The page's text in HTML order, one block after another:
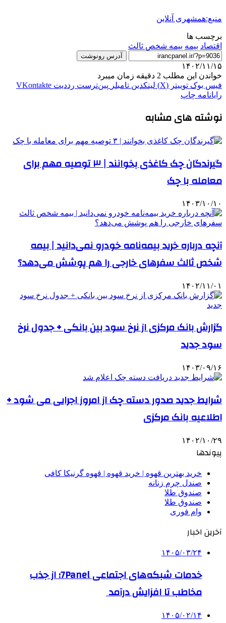
منبع:همشهری آنلاین
برچسب ها
اقتصاد بیمه بیمه شخص ثالث
آدرس رونوشت
۱۴۰۲/۱۱/۱۵
خواندن این مطلب 2 دقیقه زمان میبرد
فیس بوک توییتر (X) لینکدین ‫تامبلر ‫پین‌ترست ‫رددیت ‫VKontakte
رایانامه چاپ
نوشته های مشابه
گیرندگان چک کاغذی بخوانند | ۳ توصیه مهم برای
معامله با چک
۱۴۰۳/۱۰/۱۰
آنچه درباره خرید بیمه‌نامه خودرو نمی‌دانید | بیمه
شخص ثالث سفرهای خارجی را هم پوشش می‌دهد؟
۱۴۰۲/۱۱/۰۱
گزارش بانک مرکزی از نرخ سود بین بانکی + جدول نرخ
سود جدید
۱۴۰۳/۰۹/۱۶
شرایط جدید صدور دسته چک از امروز اجرایی می شود +
اطلاعیه بانک مرکزی
۱۴۰۲/۱۰/۲۹
پیوندها
خرید بهترین قهوه | خرید قهوه | قهوه گرنیکا کافی
صندل چرم زنانه
صندوق طلا
صندوق طلا
وام فوری
آخرین اخبار
۱۴۰۵/۰۳/۲۴
خدمات شبکه‌های اجتماعی 7Panel؛ از جذب
مخاطب تا افزایش درآمد
۱۴۰۵/۰۲/۱۴